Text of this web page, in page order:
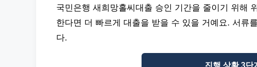
국민은행 새희망홀씨대출 승인 기간을 줄이기 위해
한다면 더 빠르게 대출을 받을 수 있을 거예요. 서류
다.
진행 상황 3단